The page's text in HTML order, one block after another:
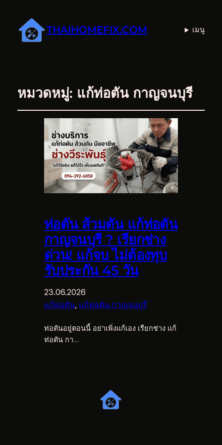
THAIHOMEFIX.COM เมนู
หมวดหมู่: แก้ท่อตัน กาญจนบุรี
ท่อตัน ส้วมตัน แก้ท่อตัน
กาญจนบุรี ? เรียกช่าง
ด่วน! แก้จบ ไม่ต้องทุบ
รับประกัน 45 วัน
23.06.2026
แก้ท่อตัน, แก้ท่อตัน กาญจนบุรี
ท่อตันอยู่ตอนนี้ อย่าเพิ่งแก้เอง เรียกช่าง แก้
ท่อตัน กา…